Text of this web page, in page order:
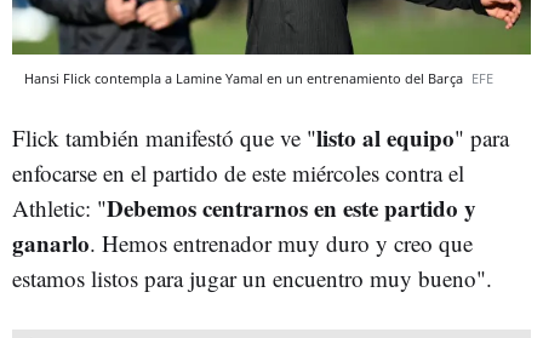
Hansi Flick contempla a Lamine Yamal en un entrenamiento del Barça EFE
Flick también manifestó que ve "listo al equipo" para
enfocarse en el partido de este miércoles contra el
Athletic: "Debemos centrarnos en este partido y
ganarlo. Hemos entrenador muy duro y creo que
estamos listos para jugar un encuentro muy bueno".